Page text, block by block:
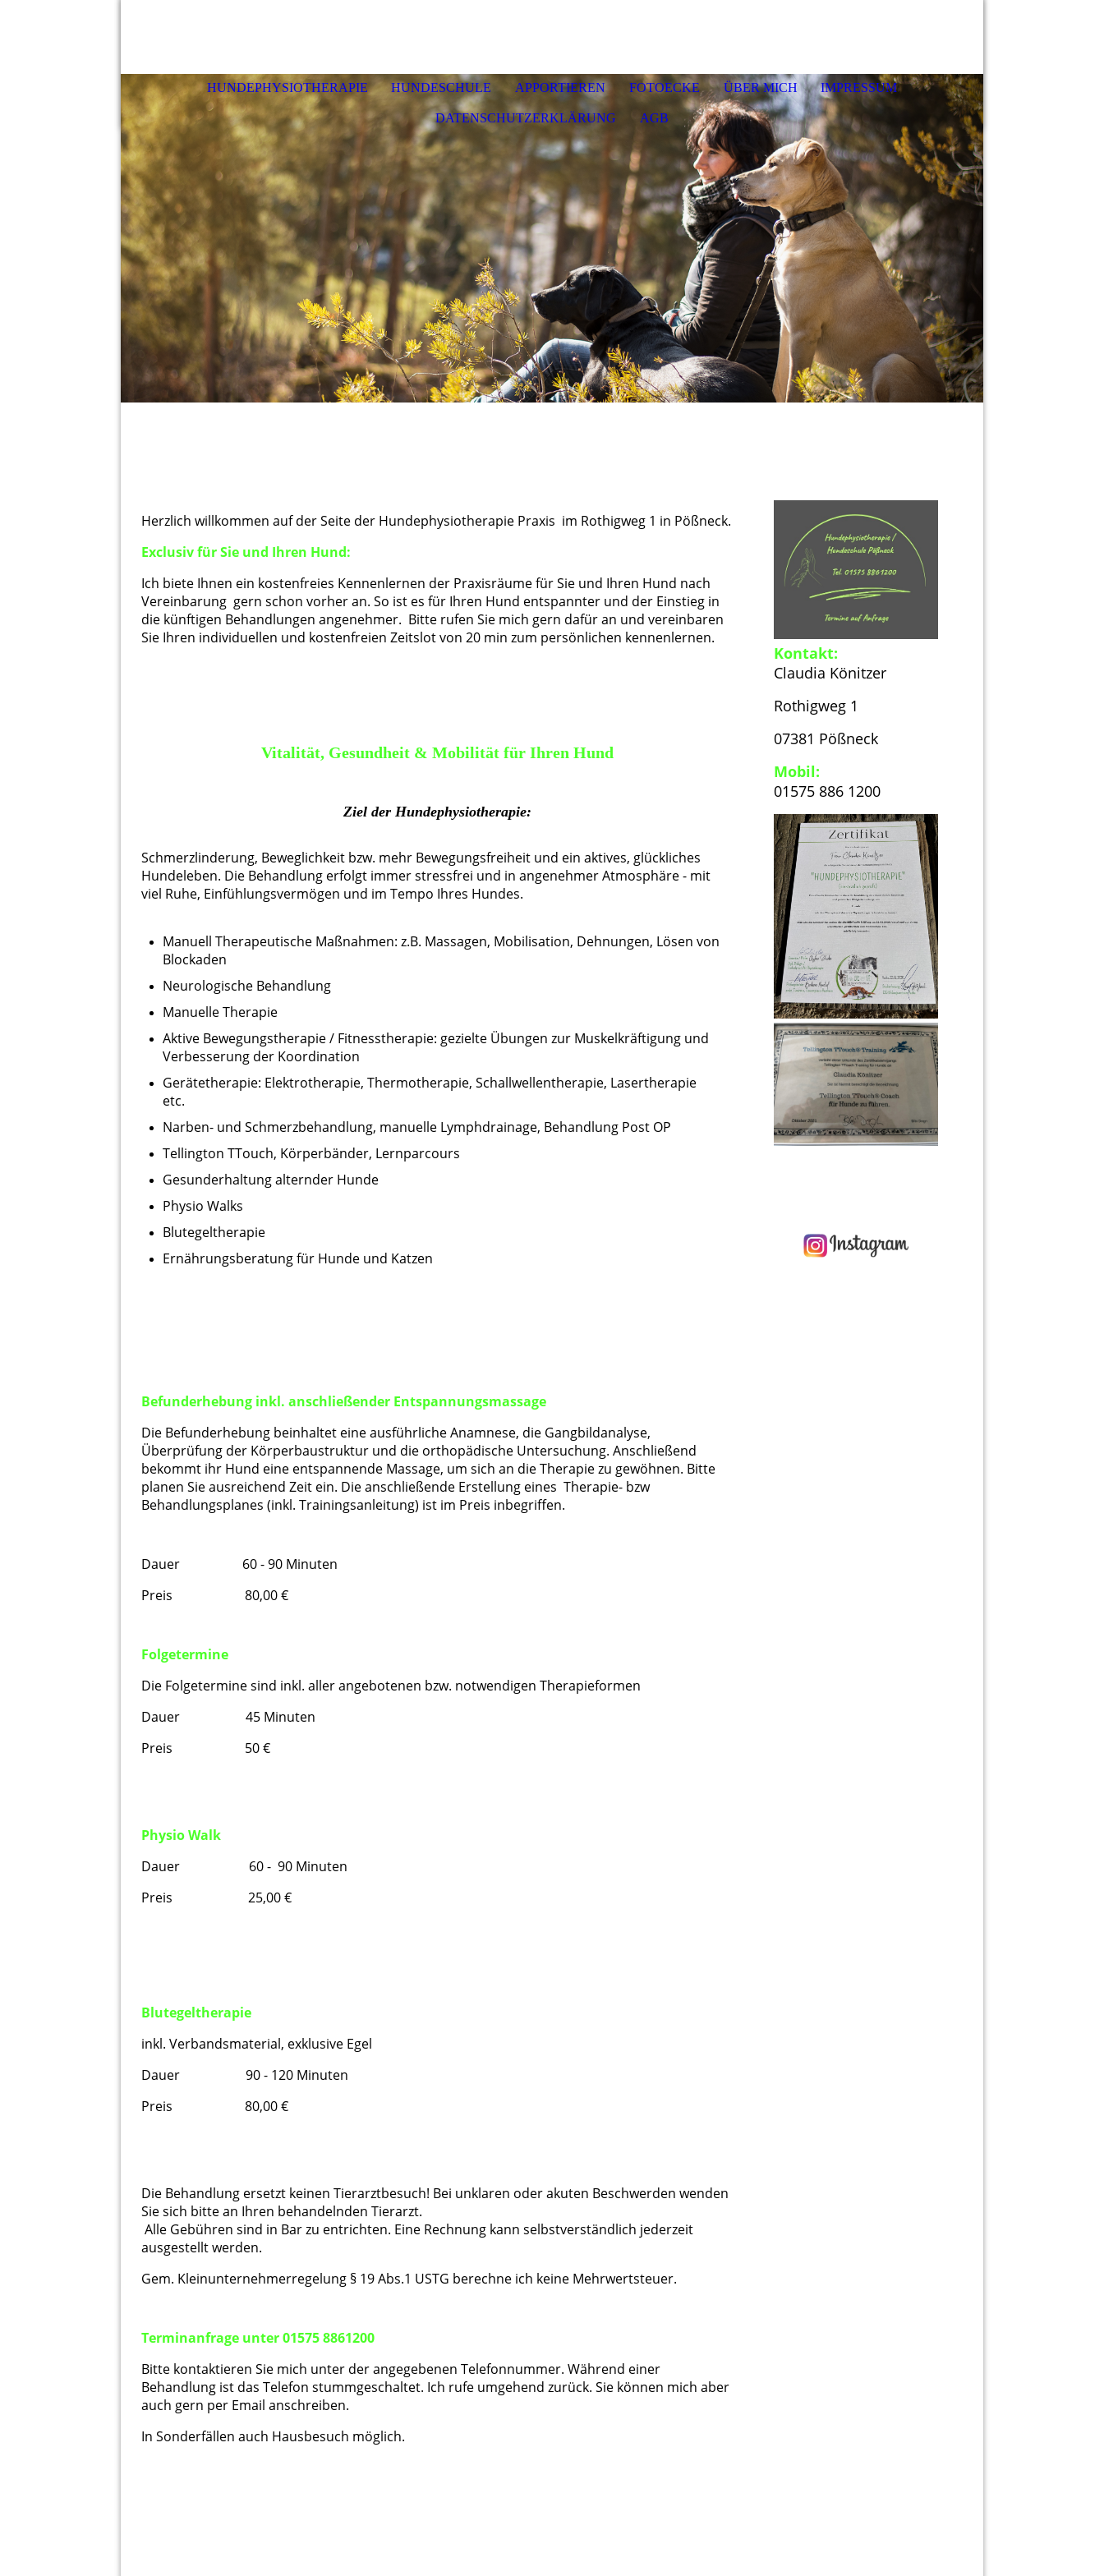
HUNDEPHYSIOTHERAPIE HUNDESCHULE APPORTIEREN FOTOECKE ÜBER MICH IMPRESSUM
DATENSCHUTZERKLÄRUNG AGB
Herzlich willkommen auf der Seite der Hundephysiotherapie Praxis im Rothigweg 1 in Pößneck.
Exclusiv für Sie und Ihren Hund:
Ich biete Ihnen ein kostenfreies Kennenlernen der Praxisräume für Sie und Ihren Hund nach
Vereinbarung gern schon vorher an. So ist es für Ihren Hund entspannter und der Einstieg in
die künftigen Behandlungen angenehmer. Bitte rufen Sie mich gern dafür an und vereinbaren
Sie Ihren individuellen und kostenfreien Zeitslot von 20 min zum persönlichen kennenlernen.
Vitalität, Gesundheit & Mobilität für Ihren Hund
Ziel der Hundephysiotherapie:
Schmerzlinderung, Beweglichkeit bzw. mehr Bewegungsfreiheit und ein aktives, glückliches
Hundeleben. Die Behandlung erfolgt immer stressfrei und in angenehmer Atmosphäre - mit
viel Ruhe, Einfühlungsvermögen und im Tempo Ihres Hundes.
Manuell Therapeutische Maßnahmen: z.B. Massagen, Mobilisation, Dehnungen, Lösen von
Blockaden
Neurologische Behandlung
Manuelle Therapie
Aktive Bewegungstherapie / Fitnesstherapie: gezielte Übungen zur Muskelkräftigung und
Verbesserung der Koordination
Gerätetherapie: Elektrotherapie, Thermotherapie, Schallwellentherapie, Lasertherapie
etc.
Narben- und Schmerzbehandlung, manuelle Lymphdrainage, Behandlung Post OP
Tellington TTouch, Körperbänder, Lernparcours
Gesunderhaltung alternder Hunde
Physio Walks
Blutegeltherapie
Ernährungsberatung für Hunde und Katzen
Befunderhebung inkl. anschließender Entspannungsmassage
Die Befunderhebung beinhaltet eine ausführliche Anamnese, die Gangbildanalyse,
Überprüfung der Körperbaustruktur und die orthopädische Untersuchung. Anschließend
bekommt ihr Hund eine entspannende Massage, um sich an die Therapie zu gewöhnen. Bitte
planen Sie ausreichend Zeit ein. Die anschließende Erstellung eines Therapie- bzw
Behandlungsplanes (inkl. Trainingsanleitung) ist im Preis inbegriffen.
Dauer 60 - 90 Minuten
Preis 80,00 €
Folgetermine
Die Folgetermine sind inkl. aller angebotenen bzw. notwendigen Therapieformen
Dauer 45 Minuten
Preis 50 €
Physio Walk
Dauer 60 - 90 Minuten
Preis 25,00 €
Blutegeltherapie
inkl. Verbandsmaterial, exklusive Egel
Dauer 90 - 120 Minuten
Preis 80,00 €
Die Behandlung ersetzt keinen Tierarztbesuch! Bei unklaren oder akuten Beschwerden wenden
Sie sich bitte an Ihren behandelnden Tierarzt.
Alle Gebühren sind in Bar zu entrichten. Eine Rechnung kann selbstverständlich jederzeit
ausgestellt werden.
Gem. Kleinunternehmerregelung § 19 Abs.1 USTG berechne ich keine Mehrwertsteuer.
Terminanfrage unter 01575 8861200
Bitte kontaktieren Sie mich unter der angegebenen Telefonnummer. Während einer
Behandlung ist das Telefon stummgeschaltet. Ich rufe umgehend zurück. Sie können mich aber
auch gern per Email anschreiben.
In Sonderfällen auch Hausbesuch möglich.
Kontakt:
Claudia Könitzer
Rothigweg 1
07381 Pößneck
Mobil:
01575 886 1200